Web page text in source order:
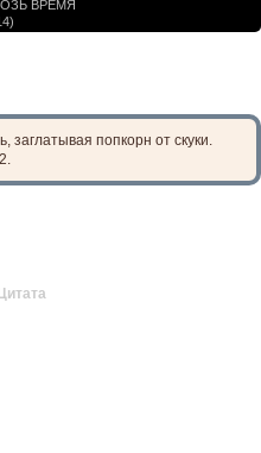
ВРЕМЯ
попкорн от скуки.